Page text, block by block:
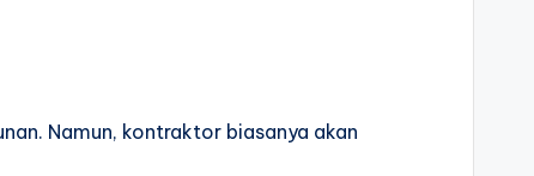
Namun, kontraktor biasanya akan